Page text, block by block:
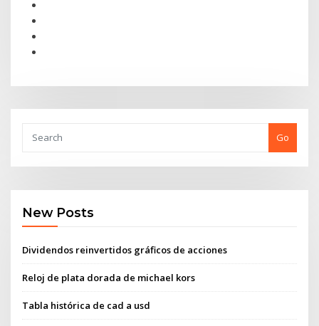
Go
New Posts
Dividendos reinvertidos gráficos de acciones
Reloj de plata dorada de michael kors
Tabla histórica de cad a usd